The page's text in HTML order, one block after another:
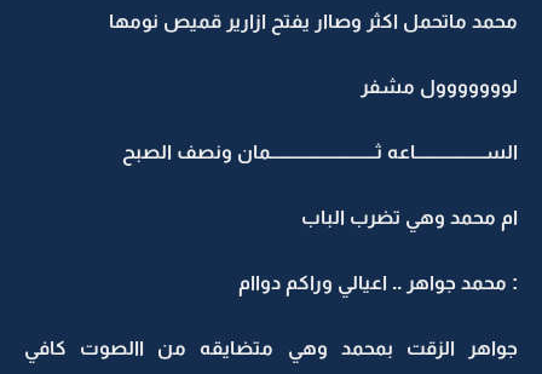
محمد ماتحمل اكثر وصاار يفتح ازارير قميص نومها
لووووووول مشفر
الســـــــــــــــــــاعه ثـــــــــــــــــــــــــــــمان ونصف الصبح
ام محمد وهي تضرب الباب
: محمد جواهر .. اعيالي وراكم دواام
جواهر الزقت بمحمد وهي متضايقه من االصوت كافي